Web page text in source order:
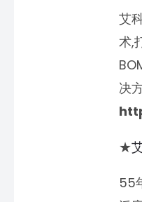
艾
术,
决
★
55